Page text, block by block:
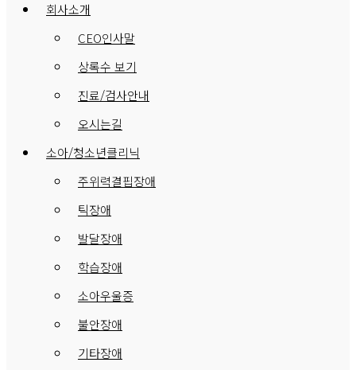
회사소개
CEO인사말
상록수 보기
진료/검사안내
오시는길
소아/청소년클리닉
주위력결핍장애
틱장애
발달장애
학습장애
소아우울증
불안장애
기타장애